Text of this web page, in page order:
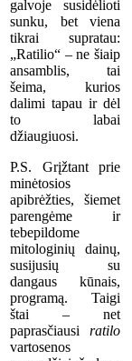
galvoje susidėlioti
sunku, bet viena
tikrai supratau:
„Ratilio“ – ne šiaip
ansamblis, tai
šeima, kurios
dalimi tapau ir dėl
to labai
džiaugiuosi.
P.S. Grįžtant prie
minėtosios
apibrėžties, šiemet
parengėme ir
tebepildome
mitologinių dainų,
susijusių su
dangaus kūnais,
programą. Taigi
štai – net
paprasčiausi ratilo
vartosenos